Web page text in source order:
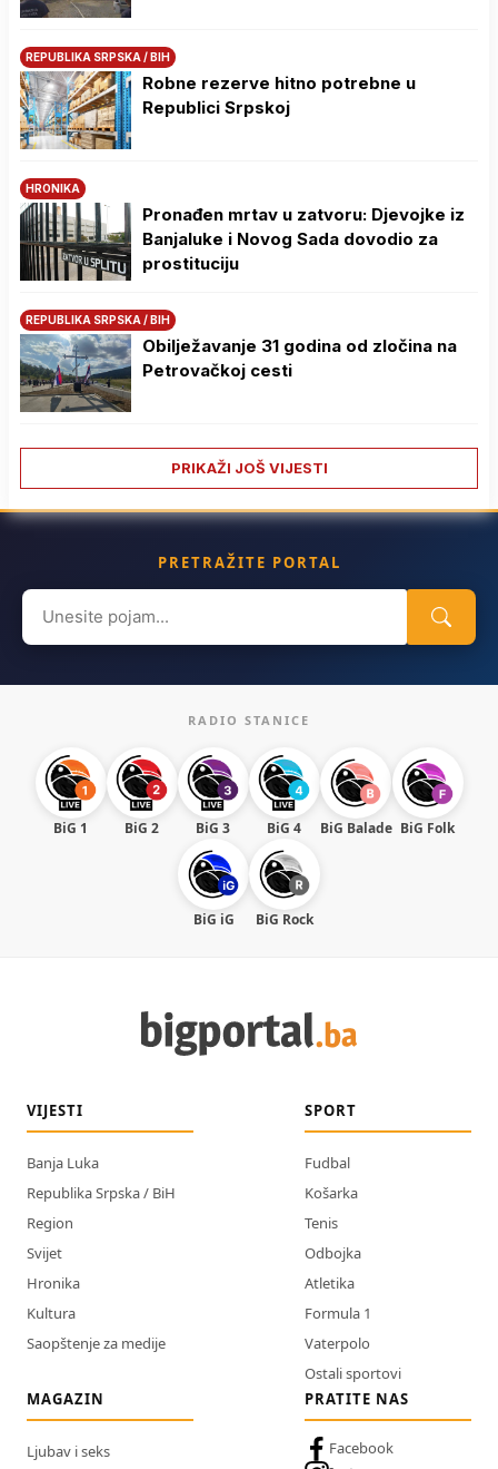
REPUBLIKA SRPSKA / BIH
Robne rezerve hitno potrebne u
Republici Srpskoj
HRONIKA
Pronađen mrtav u zatvoru: Djevojke iz
Banjaluke i Novog Sada dovodio za
prostituciju
REPUBLIKA SRPSKA / BIH
Obilježavanje 31 godina od zločina na
Petrovačkoj cesti
PRIKAŽI JOŠ VIJESTI
PRETRAŽITE PORTAL
Search
for:
RADIO STANICE
BiG 1 BiG 2 BiG 3 BiG 4 BiG Balade BiG Folk
BiG iG BiG Rock
VIJESTI
Banja Luka
Republika Srpska / BiH
Region
Svijet
Hronika
Kultura
Saopštenje za medije
SPORT
Fudbal
Košarka
Tenis
Odbojka
Atletika
Formula 1
Vaterpolo
Ostali sportovi
MAGAZIN
Ljubav i seks
PRATITE NAS
Facebook